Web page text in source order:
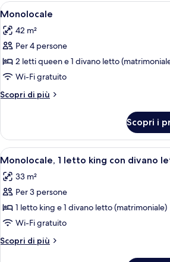
Apri
tutte
le
foto
per
Monolocale
Una
4
Monolocale
42 m²
Per 4 persone
2 letti queen e 1 divano letto
Wi-Fi gratuito
Scopri di più
Altri
Scopri i
Apri
tutte
le
foto
per
Monolocale,
1
letto
Una
4
Monolocale, 1 letto king con divano
33 m²
Per 3 persone
1 letto king e 1 divano letto (matrimoniale)
Wi-Fi gratuito
Scopri di più
Altri